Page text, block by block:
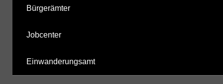
Bürgerämter
Jobcenter
Einwanderungsamt